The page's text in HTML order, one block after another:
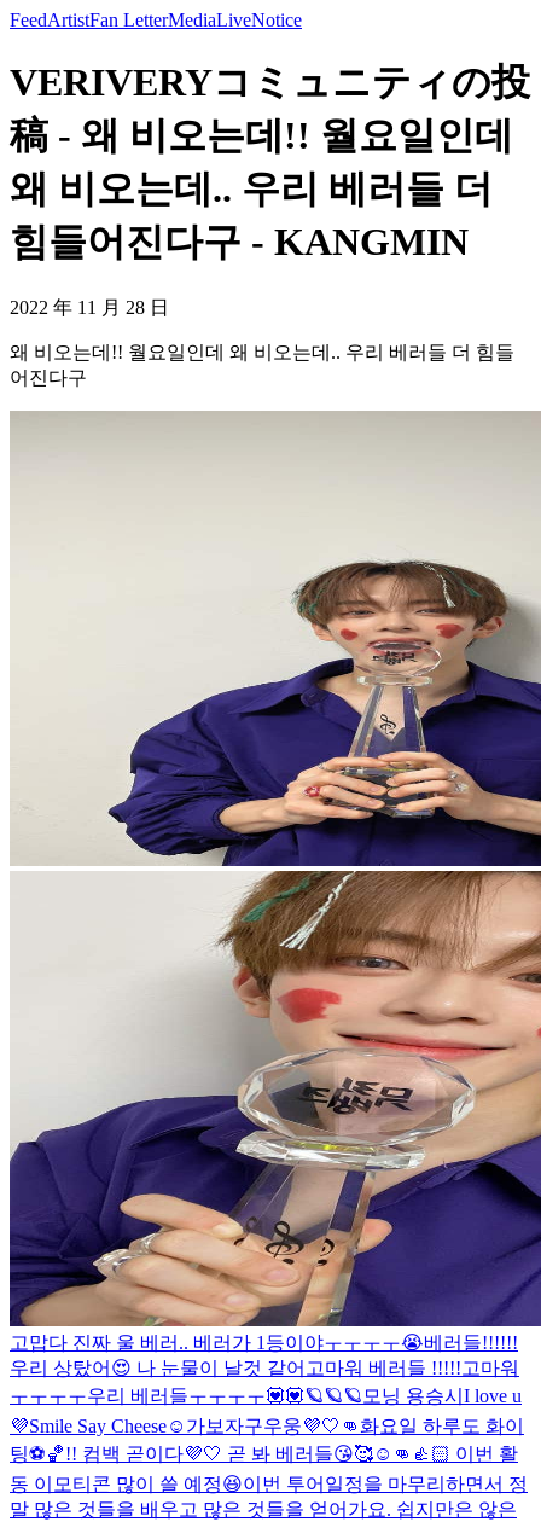
FeedArtistFan LetterMediaLiveNotice
VERIVERYコミュニティの投
稿 - 왜 비오는데!! 월요일인데
왜 비오는데.. 우리 베러들 더
힘들어진다구 - KANGMIN
2022 年 11 月 28 日
왜 비오는데!! 월요일인데 왜 비오는데.. 우리 베러들 더 힘들
어진다구
고맙다 진짜 울 베러.. 베러가 1등이야ㅜㅜㅜㅜ😭베러들!!!!!!
우리 상탔어😍 나 눈물이 날것 같어 고마워 베러들 !!!!!고마워
ㅜㅜㅜㅜ우리 베러들ㅜㅜㅜㅜ💟💟🪐🪐🪐 모닝 용승시 I love u
💜Smile Say Cheese☺️ 가보자구우웅💜🤍👊 화요일 하루도 화이
팅⚽️🏀!! 컴백 곧이다💜🤍 곧 봐 베러들😘🥰☺️👊👍🏻 이번 활
동 이모티콘 많이 쓸 예정😆이번 투어일정을 마무리하면서 정
말 많은 것들을 배우고 많은 것들을 얻어가요. 쉽지만은 않은